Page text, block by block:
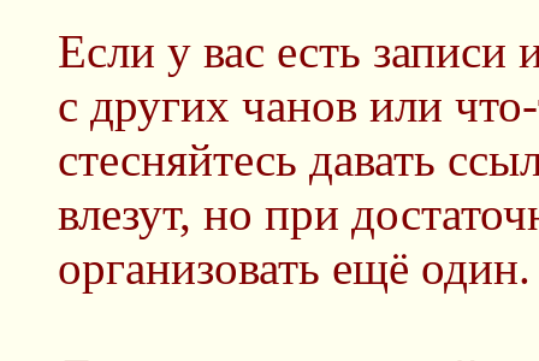
Если у вас есть
с других чанов или
стесняйтесь давать
влезут, но при
организовать ещё один.